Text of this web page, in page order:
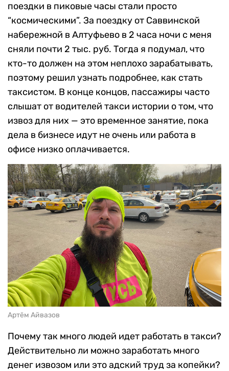
поездки в пиковые часы стали просто
“космическими”. За поездку от Саввинской
набережной в Алтуфьево в 2 часа ночи с меня
сняли почти 2 тыс. руб. Тогда я подумал, что
кто-то должен на этом неплохо зарабатывать,
поэтому решил узнать подробнее, как стать
таксистом. В конце концов, пассажиры часто
слышат от водителей такси истории о том, что
извоз для них — это временное занятие, пока
дела в бизнесе идут не очень или работа в
офисе низко оплачивается.
Артём Айвазов
Почему так много людей идет работать в такси?
Действительно ли можно заработать много
денег извозом или это адский труд за копейки?